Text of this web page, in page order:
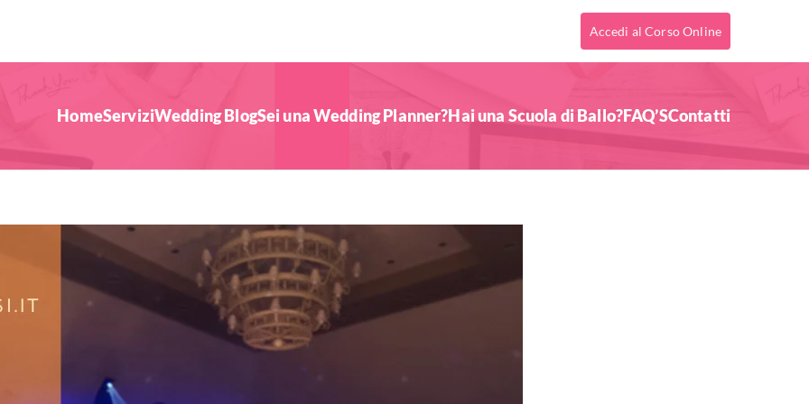
Accedi al Corso Online
HomeServiziWedding BlogSei una Wedding Planner?Hai una Scuola di Ballo?FAQ’SContatti